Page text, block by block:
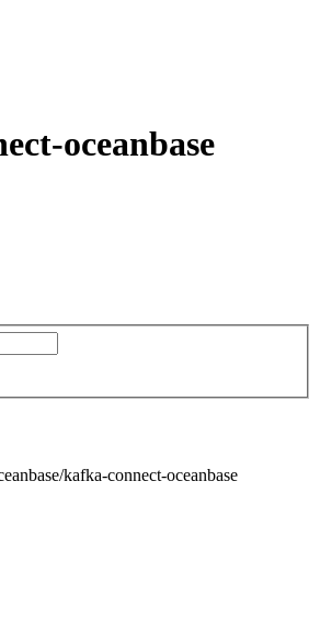
oceanbase
kafka-connect-oceanbase